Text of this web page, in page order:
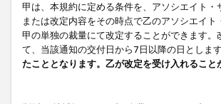
甲は、本規約に定める条件を、アソシエイト
または改定内容をその時点で乙のアソシエイ
甲の単独の裁量にて改定することができます
て、当該通知の交付日から7日以降の日とします
たこととなります。乙が改定を受け入れるこ